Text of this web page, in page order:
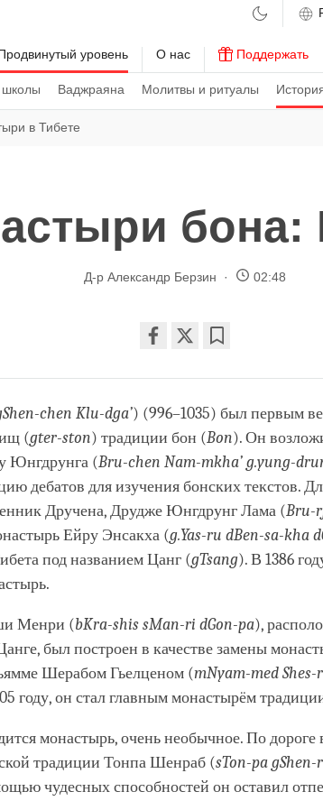
уровень
Ваджраяна Молитвы и ритуалы
О нас Поддержать
в Тибете
бона:
Д-р Александр Берзин 02:48
on
facebook
chen Klu-dga’) (996–1035) был первым
(gter-ston) традиции бон (Bon). Он
Юнгдрунга (Bru-chen Nam-mkha’ g.yung-
дебатов для изучения бонских текстов.
Дручена, Друдже Юнгдрунг Лама (Bru-
Ейру Энсакха (g.Yas-ru dBen-sa-kha
под названием Цанг (gTsang). В 1386
Менри (bKra-shis sMan-ri dGon-pa),
был построен в качестве замены
Шерабом Гьелценом (mNyam-med
году, он стал главным монастырём
монастырь, очень необычное. По дороге
традиции Тонпа Шенраб (sTon-pa gShen-
чудесных способностей он оставил